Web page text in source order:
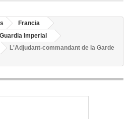
Francia
Guardia Imperial
L'Adjudant-commandant de la Garde